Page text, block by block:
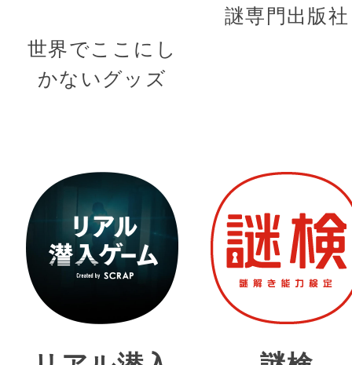
世界でここにし
かないグッズ
謎専門出版社